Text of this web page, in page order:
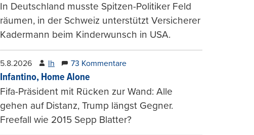
In Deutschland musste Spitzen-Politiker Feld
räumen, in der Schweiz unterstützt Versicherer
Kadermann beim Kinderwunsch in USA.
5.8.2026 lh 73 Kommentare
Infantino, Home Alone
Fifa-Präsident mit Rücken zur Wand: Alle
gehen auf Distanz, Trump längst Gegner.
Freefall wie 2015 Sepp Blatter?